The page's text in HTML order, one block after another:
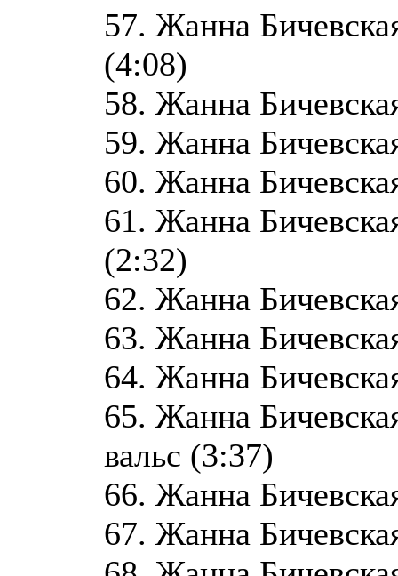
57. Жанна
(4:08)
58. Жанна
59. Жанна
60. Жанна
61. Жанна
(2:32)
62. Жанна
63. Жанна
64. Жанна
65. Жанна
вальс (3:37)
66. Жанна
67. Жанна